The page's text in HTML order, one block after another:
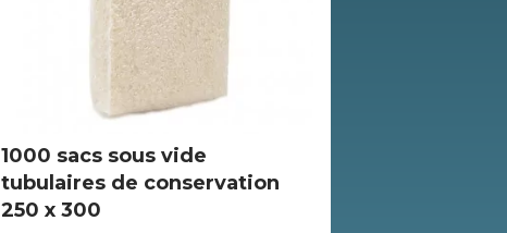
1000 sacs sous vide
tubulaires de conservation
250 x 300